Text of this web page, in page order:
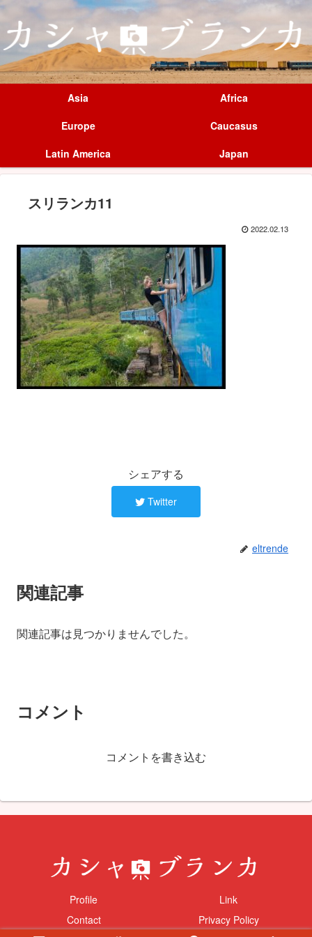
Asia
Africa
Europe
Caucasus
Latin America
Japan
スリランカ11
2022.02.13
シェアする
Twitter
eltrende
関連記事
関連記事は見つかりませんでした。
コメント
コメントを書き込む
Profile
Link
Contact
Privacy Policy